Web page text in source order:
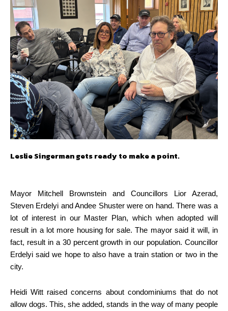
Leslie Singerman gets ready to make a point.
Mayor Mitchell Brownstein and Councillors Lior Azerad,
Steven Erdelyi and Andee Shuster were on hand. There was a
lot of interest in our Master Plan, which when adopted will
result in a lot more housing for sale. The mayor said it will, in
fact, result in a 30 percent growth in our population. Councillor
Erdelyi said we hope to also have a train station or two in the
city.
Heidi Witt raised concerns about condominiums that do not
allow dogs. This, she added, stands in the way of many people